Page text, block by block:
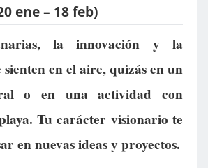
ene – 18 feb)
la innovación y la
en el aire, quizás en un
o en una actividad con
Tu carácter visionario te
en nuevas ideas y proyectos.